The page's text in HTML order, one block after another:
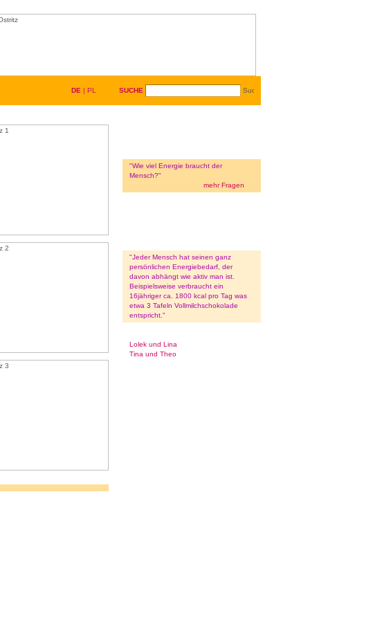
DE | PL SUCHE
"Wie viel Energie braucht der
Mensch?"
mehr Fragen
"Jeder Mensch hat seinen ganz
persönlichen Energiebedarf, der
davon abhängt wie aktiv man ist.
Beispielsweise verbraucht ein
16jähriger ca. 1800 kcal pro Tag was
etwa 3 Tafeln Vollmilchschokolade
entspricht."
Lolek und Lina
Tina und Theo